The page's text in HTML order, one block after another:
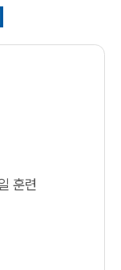
훈련